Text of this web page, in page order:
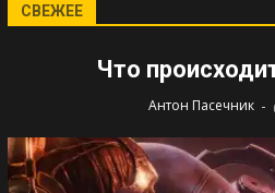
СВЕЖЕЕ
Что
Антон Пасечник -